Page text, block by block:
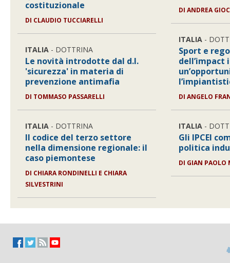
costituzionale
DI CLAUDIO TUCCIARELLI
ITALIA - DOTTRINA
Le novità introdotte dal d.l.
'sicurezza' in materia di
prevenzione antimafia
DI TOMMASO PASSARELLI
ITALIA - DOTTRINA
Il codice del terzo settore
nella dimensione regionale: il
caso piemontese
DI CHIARA RONDINELLI E CHIARA
SILVESTRINI
DIANDREA
ITALIA -
Sport e
dell’impact
DIANGELO
ITALIA -
Gli IPCEI
politica
DI GIAN PAOLO